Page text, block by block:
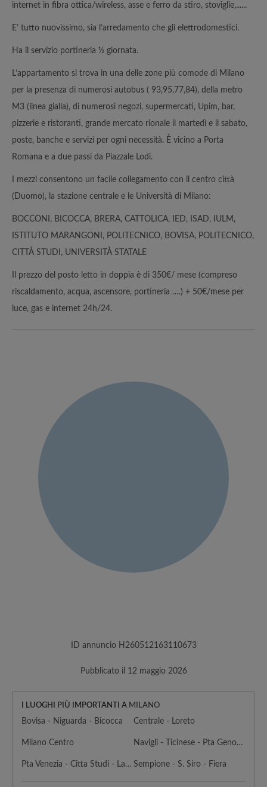
internet in fibra ottica/wireless, asse e ferro da stiro, stoviglie,......
E’ tutto nuovissimo, sia l’arredamento che gli elettrodomestici.
Ha il servizio portineria ½ giornata.
L’appartamento si trova in una delle zone più comode di Milano
per la presenza di numerosi autobus ( 93,95,77,84), della metro
M3 (linea gialla), di numerosi negozi, supermercati, Upim, bar,
pizzerie e ristoranti, grande mercato rionale il martedì e il sabato,
poste, banche e servizi per ogni necessità. È vicino a Porta
Romana e a due passi da Piazzale Lodi.
I mezzi consentono un facile collegamento con il centro città
(Duomo), la stazione centrale e le Università di Milano:
BOCCONI, BICOCCA, BRERA, CATTOLICA, IED, ISAD, IULM,
ISTITUTO MARANGONI, POLITECNICO, BOVISA, POLITECNICO,
CITTÀ STUDI, UNIVERSITÀ STATALE
Il prezzo del posto letto in doppia è di 350€/ mese (compreso
riscaldamento, acqua, ascensore, portineria ….) + 50€/mese per
luce, gas e internet 24h/24.
ID annuncio H260512163110673
Pubblicato il 12 maggio 2026
I LUOGHI PIÙ IMPORTANTI A MILANO
Bovisa - Niguarda - Bicocca Centrale - Loreto
Milano Centro Navigli - Ticinese - Pta Genova - Lorenteggio
Pta Venezia - Citta Studi - Lambrate Sempione - S. Siro - Fiera